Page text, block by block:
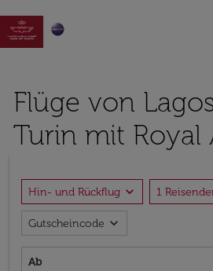

Flüge von
Turin mit Royal
Hin- und Rückflug expand_more 1
Gutscheincode expand_more
Ab